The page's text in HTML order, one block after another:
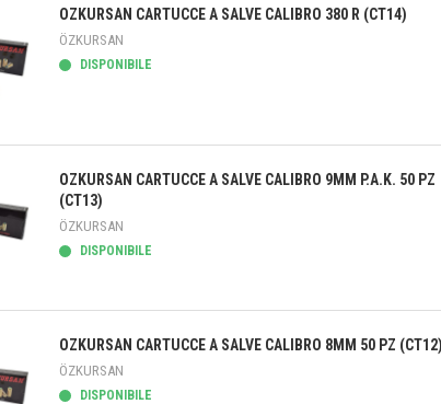
OZKURSAN CARTUCCE A SALVE CALIBRO 380 R (CT14)
ÖZKURSAN
DISPONIBILE
OZKURSAN CARTUCCE A SALVE CALIBRO 9MM P.A.K. 50 PZ
(CT13)
ÖZKURSAN
DISPONIBILE
OZKURSAN CARTUCCE A SALVE CALIBRO 8MM 50 PZ (CT12)
ÖZKURSAN
DISPONIBILE